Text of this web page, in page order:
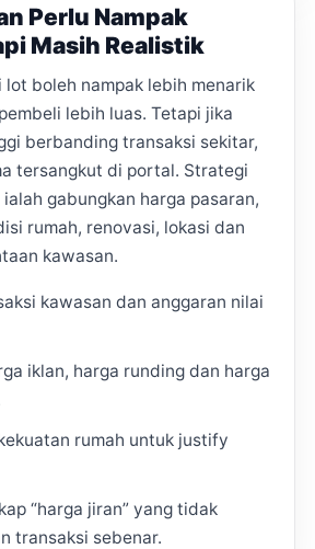
Perlu Nampak
Masih Realistik
lot boleh nampak lebih menarik
lebih luas. Tetapi jika
berbanding transaksi sekitar,
tersangkut di portal. Strategi
gabungkan harga pasaran,
rumah, renovasi, lokasi dan
kawasan.
kawasan dan anggaran nilai
iklan, harga runding dan harga
rumah untuk justify
“harga jiran” yang tidak
transaksi sebenar.